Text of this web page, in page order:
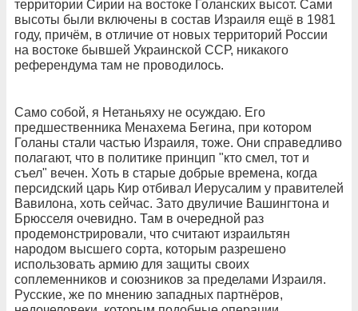
территории Сирии на востоке Голанских высот. Сами
высоты были включены в состав Израиля ещё в 1981
году, причём, в отличие от новых территорий России
на востоке бывшей Украинской ССР, никакого
референдума там не проводилось.
Само собой, я Нетаньяху не осуждаю. Его
предшественника Менахема Бегина, при котором
Голаны стали частью Израиля, тоже. Они справедливо
полагают, что в политике принцип "кто смел, тот и
съел" вечен. Хоть в старые добрые времена, когда
персидский царь Кир отбивал Иерусалим у правителей
Вавилона, хоть сейчас. Зато двуличие Вашингтона и
Брюсселя очевидно. Там в очередной раз
продемонстрировали, что считают израильтян
народом высшего сорта, которым разрешено
использовать армию для защиты своих
соплеменников и союзников за пределами Израиля.
Русские, же по мнению западных партнёров,